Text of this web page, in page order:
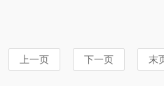
和繁
常
上一页 下一页 末